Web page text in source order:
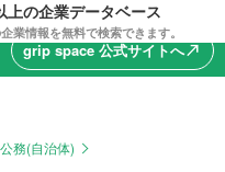
の企業データベース
業情報を無料で検索できます。
grip space 公式サイトへnorth_east
務(自治体)